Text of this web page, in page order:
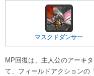
マスクドダンサー
MP回復は、主人公のアーキ
て、フィールドアクションの